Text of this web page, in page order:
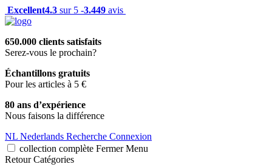
Excellent4.3 sur 5 -3.449 avis
650.000 clients satisfaits
Serez-vous le prochain?
Échantillons gratuits
Pour les articles à 5 €
80 ans d’expérience
Nous faisons la différence
NL Nederlands Recherche Connexion
collection complète Fermer Menu
Retour Catégories